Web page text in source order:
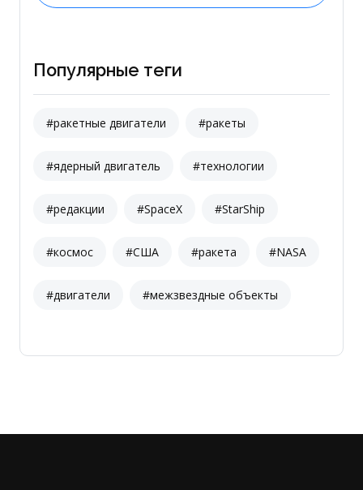
Популярные теги
#ракетные двигатели #ракеты
#ядерный двигатель #технологии
#редакции #SpaceX #StarShip
#космос #США #ракета #NASA
#двигатели #межзвездные объекты